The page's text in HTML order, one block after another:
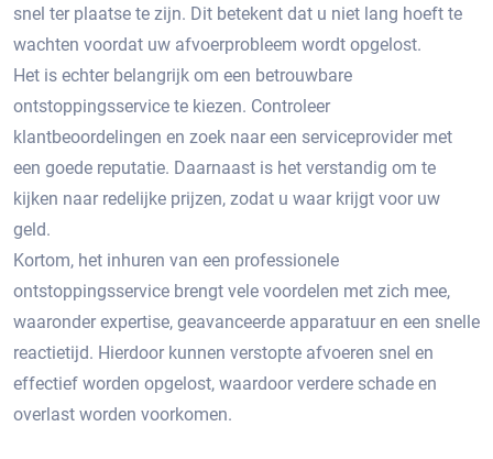
snel ter plaatse te zijn.​ Dit betekent dat u niet lang hoeft te
wachten voordat uw afvoerprobleem wordt opgelost.​
Het is echter belangrijk om een betrouwbare
ontstoppingsservice te kiezen.​ Controleer
klantbeoordelingen en zoek naar een serviceprovider met
een goede reputatie.​ Daarnaast is het verstandig om te
kijken naar redelijke prijzen, zodat u waar krijgt voor uw
geld.​
Kortom, het inhuren van een professionele
ontstoppingsservice brengt vele voordelen met zich mee,
waaronder expertise, geavanceerde apparatuur en een snelle
reactietijd.​ Hierdoor kunnen verstopte afvoeren snel en
effectief worden opgelost, waardoor verdere schade en
overlast worden voorkomen.